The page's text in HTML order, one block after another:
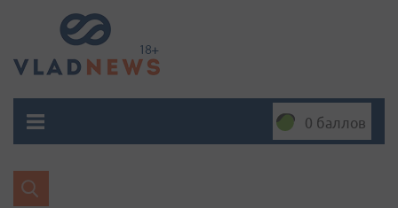
0 баллов